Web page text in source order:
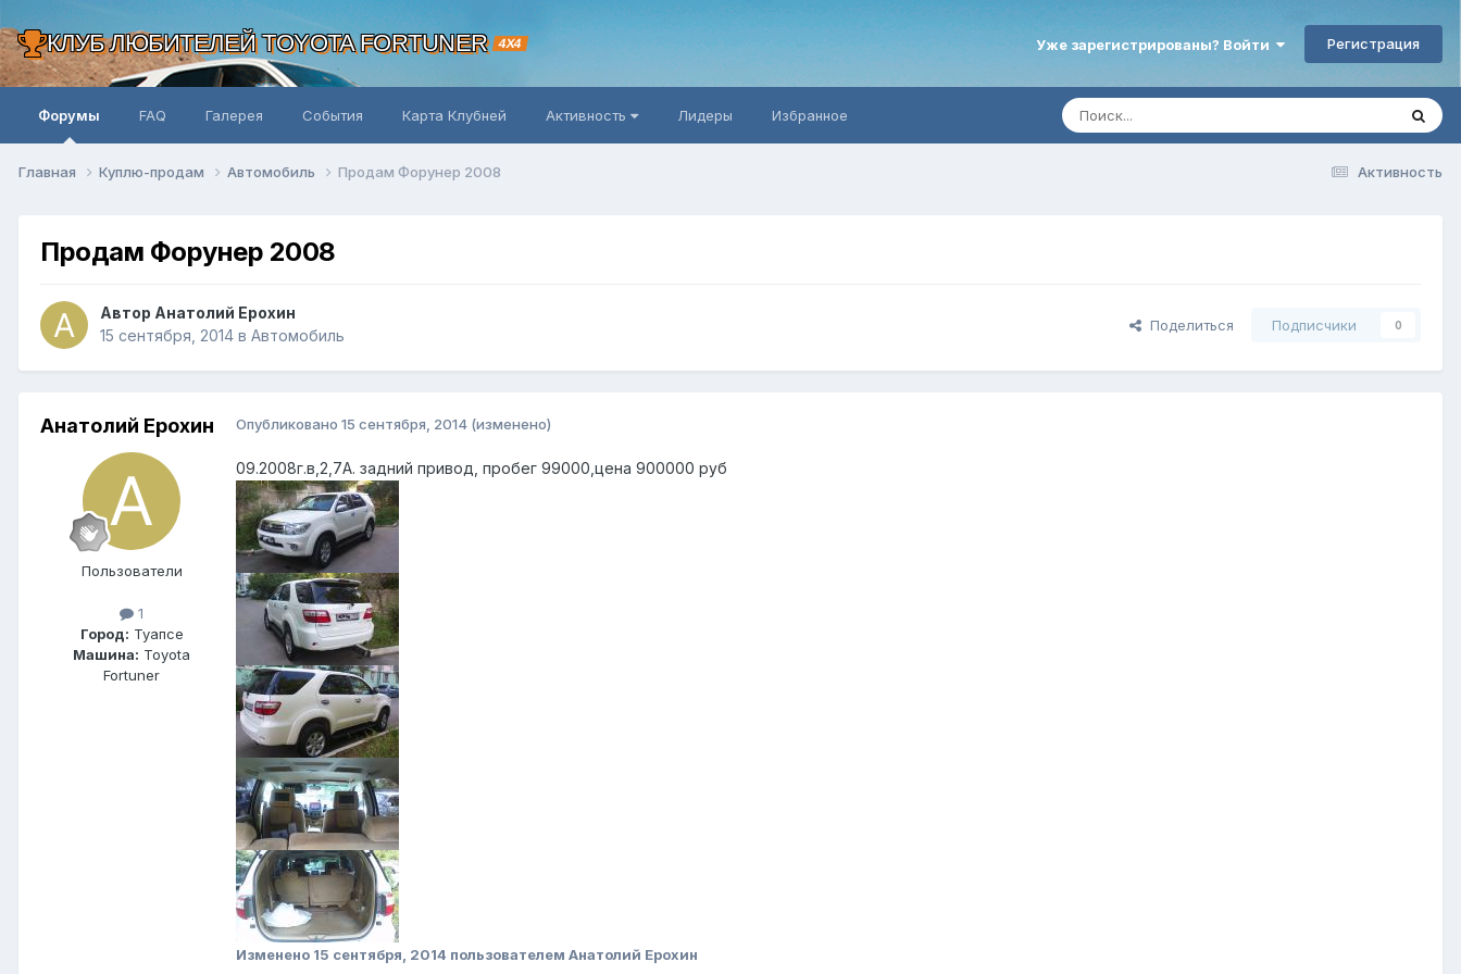
КЛУБ ЛЮБИТЕЛЕЙ TOYOTA FORTUNER 4X4 Уже зарегистрированы? Войти Регистрация
Форумы FAQ Галерея События Карта Клубней Активность Лидеры Избранное
Активность
Главная Куплю-продам Автомобиль Продам Форунер 2008
Продам Форунер 2008
Автор Анатолий Ерохин
15 сентября, 2014 в Автомобиль
Поделиться Подписчики 0
Анатолий Ерохин
Пользователи
1
Город: Туапсе
Машина: Toyota
Fortuner
Опубликовано 15 сентября, 2014 (изменено)
09.2008г.в,2,7А. задний привод, пробег 99000,цена 900000 руб
Изменено 15 сентября, 2014 пользователем Анатолий Ерохин